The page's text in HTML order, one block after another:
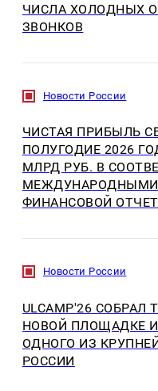
ЧИСЛА ХОЛОДНЫХ
ЗВОНКОВ
Новости России
ЧИСТАЯ ПРИБЫЛЬ
ПОЛУГОДИЕ 2026
МЛРД РУБ. В
МЕЖДУНАРОДНЫМИ
ФИНАНСОВОЙ
Новости России
ULCAMP'26
НОВОЙ ПЛОЩАДКЕ
ОДНОГО ИЗ
РОССИИ